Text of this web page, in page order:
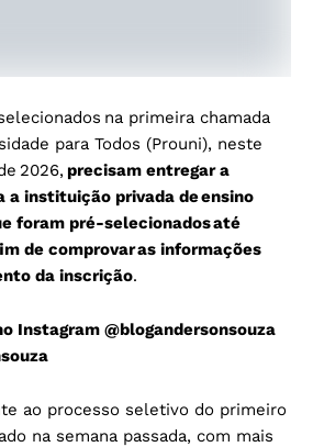
na primeira chamada
para Todos (Prouni), neste
2026, precisam entregar a
a instituição privada de ensino
foram pré-selecionados até
de comprovar as informações
da inscrição.
Instagram @blogandersonsouza
ao processo seletivo do primeiro
na semana passada, com mais